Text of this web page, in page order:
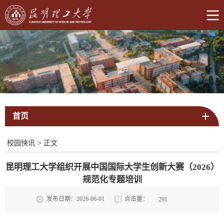
首页
校园快讯 > 正文
昆明理工大学组织开展中国国际大学生创新大赛（2026）
规范化专题培训
发布日期：2026-06-01 点击量： 291